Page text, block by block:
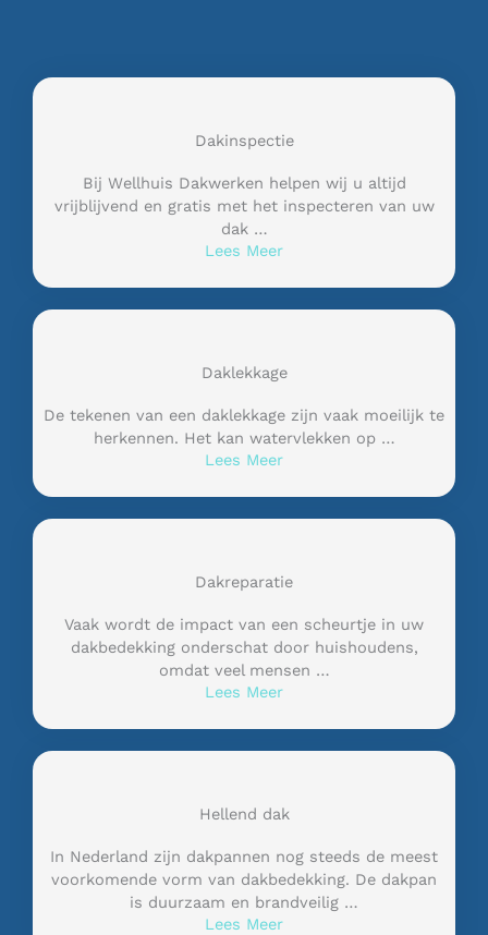
Dakinspectie
Bij Wellhuis Dakwerken helpen wij u altijd
vrijblijvend en gratis met het inspecteren van uw
dak …
Lees Meer
Daklekkage
De tekenen van een daklekkage zijn vaak moeilijk te
herkennen. Het kan watervlekken op …
Lees Meer
Dakreparatie
Vaak wordt de impact van een scheurtje in uw
dakbedekking onderschat door huishoudens,
omdat veel mensen …
Lees Meer
Hellend dak
In Nederland zijn dakpannen nog steeds de meest
voorkomende vorm van dakbedekking. De dakpan
is duurzaam en brandveilig …
Lees Meer